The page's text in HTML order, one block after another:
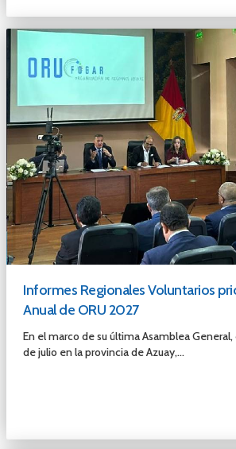
Informes Regionales Voluntarios
Anual de ORU 2027
En el marco de su última Asamblea
de julio en la provincia de Azuay,...